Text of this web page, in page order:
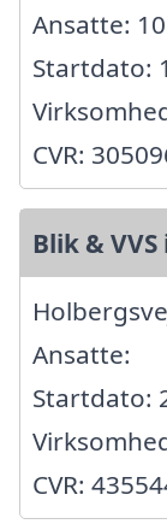
Ansatte: 10
Startdato:
CVR:
Blik &
Ansatte:
Startdato:
CVR: